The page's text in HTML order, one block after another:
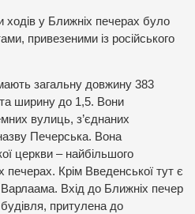
ходів у Ближніх печерах було
привезеними із російського
загальну довжину 383
ширину до 1,5. Вони
вулиць, з’єднаних
Печерська. Вона
церкви – найбільшого
печерах. Крім Введенської тут є
Вхід до Ближніх печер
притулена до